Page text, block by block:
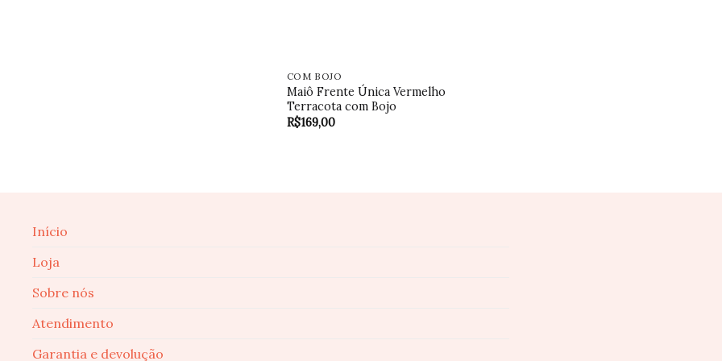
COM BOJO
Maiô Frente Única Vermelho
Terracota com Bojo
R$169,00
Início
Loja
Sobre nós
Atendimento
Garantia e devolução